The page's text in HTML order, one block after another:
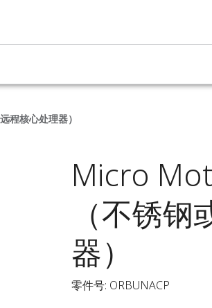
核心处理器）
Micro
（不锈
器）
零件号: ORBUNACP